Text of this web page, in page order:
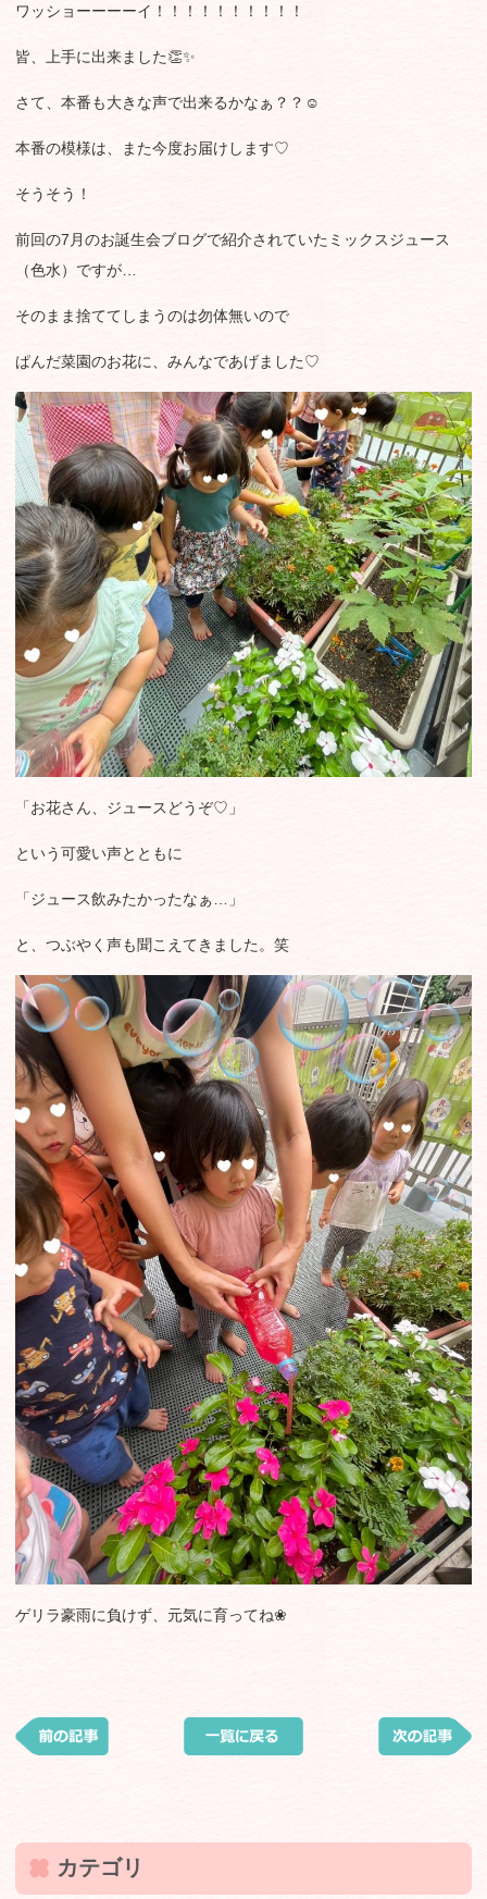
ワッショーーーーイ！！！！！！！！！！
皆、上手に出来ました👏✨
さて、本番も大きな声で出来るかなぁ？？☺
本番の模様は、また今度お届けします♡
そうそう！
前回の7月のお誕生会ブログで紹介されていたミックスジュース
（色水）ですが…
そのまま捨ててしまうのは勿体無いので
ぱんだ菜園のお花に、みんなであげました♡
「お花さん、ジュースどうぞ♡」
という可愛い声とともに
「ジュース飲みたかったなぁ…」
と、つぶやく声も聞こえてきました。笑
ゲリラ豪雨に負けず、元気に育ってね❀
カテゴリ